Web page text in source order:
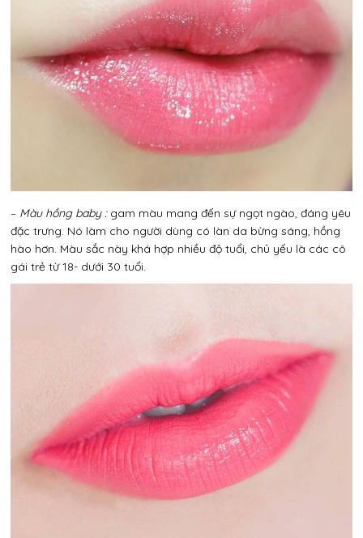
– Màu hồng baby :gam màu mang đến sự ngọt ngào, đáng yêu
đặc trưng. Nó làm cho người dùng có làn da bừng sáng, hồng
hào hơn. Màu sắc này khá hợp nhiều độ tuổi, chủ yếu là các cô
gái trẻ từ 18- dưới 30 tuổi.